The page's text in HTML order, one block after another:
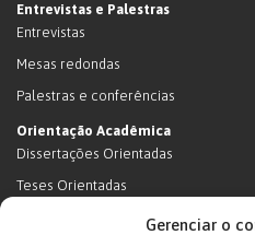
Gerenciar o
Entrevistas e Palestras
Entrevistas
Mesas redondas
Palestras e conferências
Orientação Acadêmica
Dissertações Orientadas
Teses Orientadas
Livros (dissertações e teses)